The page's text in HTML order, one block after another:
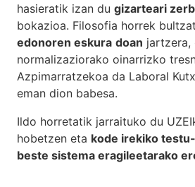
hasieratik izan du gizarteari
bokazioa. Filosofia horrek
edonoren eskura doan jartzera,
normalizaziorako oinarrizko
Azpimarratzekoa da Laboral
eman dion babesa.
Ildo horretatik jarraituko du
hobetzen eta kode irekiko
beste sistema eragileetarako